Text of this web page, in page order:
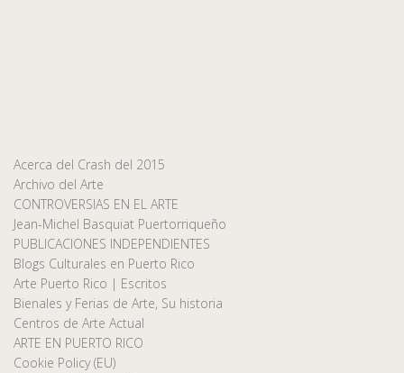
Acerca del Crash del 2015
Archivo del Arte
CONTROVERSIAS EN EL ARTE
Jean-Michel Basquiat Puertorriqueño
PUBLICACIONES INDEPENDIENTES
Blogs Culturales en Puerto Rico
Arte Puerto Rico | Escritos
Bienales y Ferias de Arte, Su historia
Centros de Arte Actual
ARTE EN PUERTO RICO
Cookie Policy (EU)